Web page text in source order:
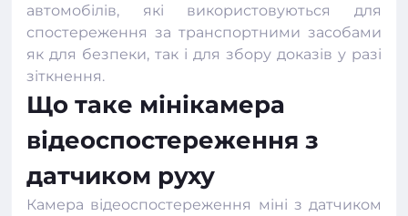
автомобілів, які використовуються для
спостереження за транспортними засобами
як для безпеки, так і для збору доказів у разі
зіткнення.
Що таке мінікамера
відеоспостереження з
датчиком руху
Камера відеоспостереження міні з датчиком